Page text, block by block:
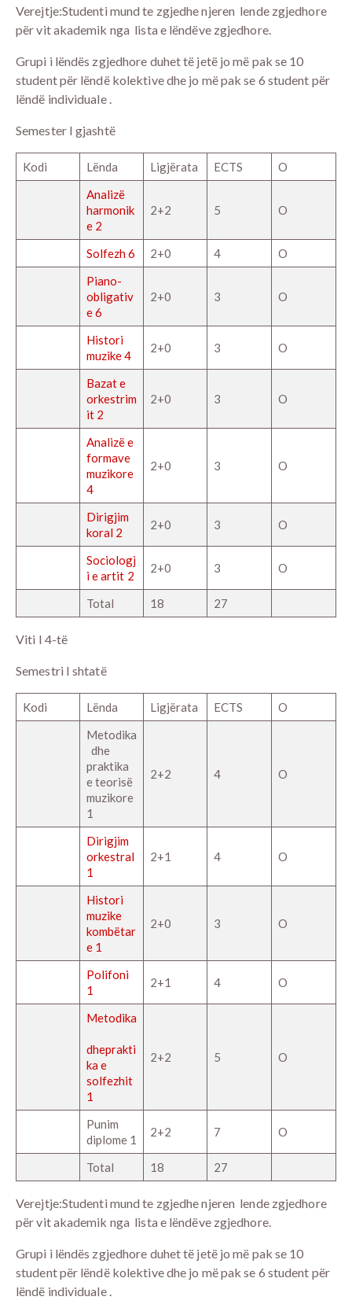
Verejtje:Studenti mund te zgjedhe njeren lende zgjedhore
për vit akademik nga lista e lëndëve zgjedhore.
Grupi i lëndës zgjedhore duhet të jetë jo më pak se 10
student për lëndë kolektive dhe jo më pak se 6 student për
lëndë individuale .
Semester I gjashtë
Kodi Lënda Ligjërata ECTS
O
Analizë
harmonik
e 2
2+2 5 O
Solfezh 6 2+0 4
O
Piano-
obligativ
e 6
2+0 3 O
Histori
muzike 4
2+0 3 O
Bazat e
orkestrim
it 2
2+0 3 O
Analizë e
formave
muzikore
4
2+0 3 O
Dirigjim
koral 2
2+0 3 O
Sociologj
i e artit 2
2+0 3 O
Total 18 27
Viti I 4-të
Semestri I shtatë
Kodi Lënda Ligjërata ECTS
O
Metodika
dhe
praktika
e teorisë
muzikore
1
2+2 4 O
Dirigjim
orkestral
1
2+1 4 O
Histori
muzike
kombëtar
e 1
2+0 3 O
Polifoni
1
2+1 4 O
Metodika
dheprakti
ka e
solfezhit
1
2+2 5 O
Punim
diplome 1
2+2 7 O
Total 18 27
Verejtje:Studenti mund te zgjedhe njeren lende zgjedhore
për vit akademik nga lista e lëndëve zgjedhore.
Grupi i lëndës zgjedhore duhet të jetë jo më pak se 10
student për lëndë kolektive dhe jo më pak se 6 student për
lëndë individuale .